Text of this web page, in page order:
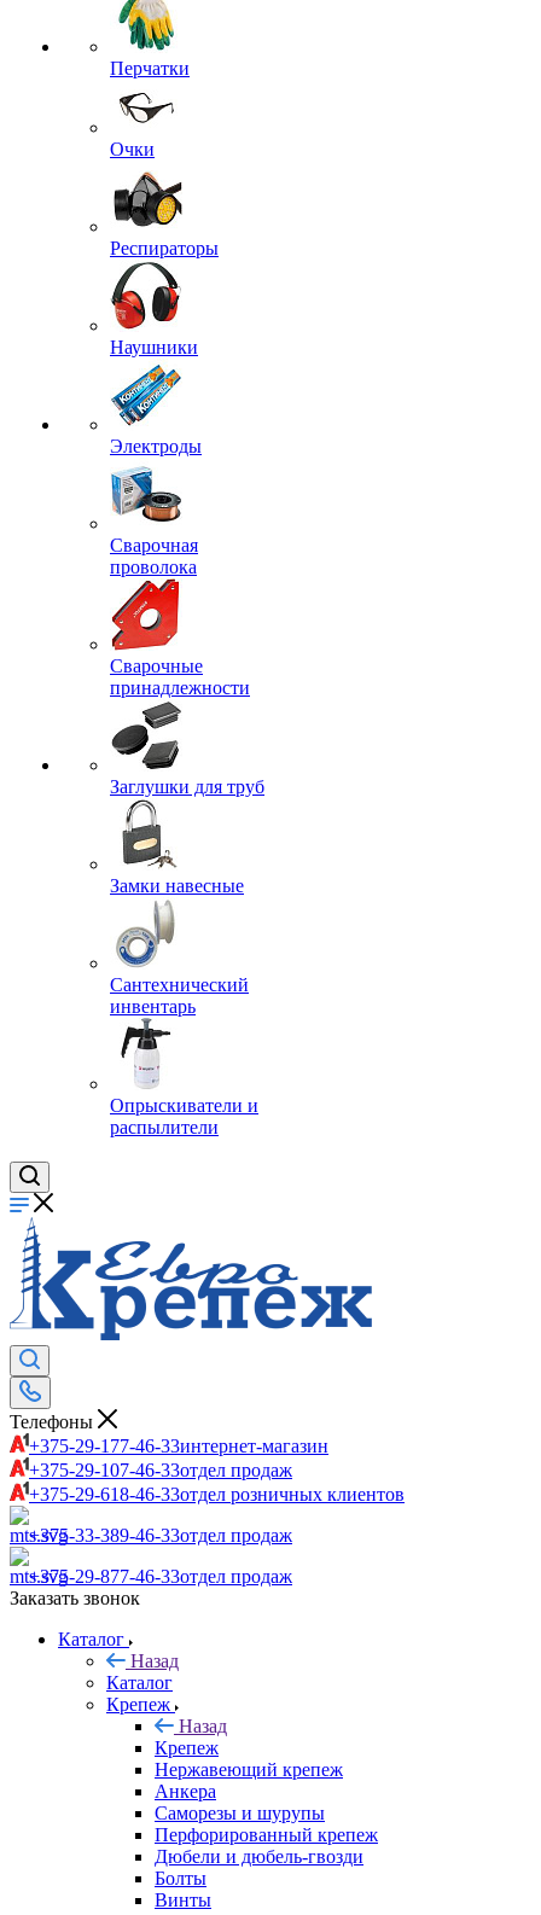
Перчатки
Очки
Респираторы
Наушники
Электроды
Сварочная
проволока
Сварочные
принадлежности
Заглушки для труб
Замки навесные
Сантехнический
инвентарь
Опрыскиватели и
распылители
Телефоны
+375-29-177-46-33интернет-магазин
+375-29-107-46-33отдел продаж
+375-29-618-46-33отдел розничных клиентов
+375-33-389-46-33отдел продаж
+375-29-877-46-33отдел продаж
Заказать звонок
Каталог
Назад
Каталог
Крепеж
Назад
Крепеж
Нержавеющий крепеж
Анкера
Саморезы и шурупы
Перфорированный крепеж
Дюбели и дюбель-гвозди
Болты
Винты